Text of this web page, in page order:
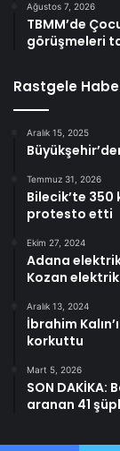
Ağustos 7, 2026
TBMM’de
görüşmeleri
Rastgele
Aralık 15, 2025
Temmuz 31, 2026
Bilecik’te 350
protesto etti
Ekim 27, 2024
Adana
Kozan
Aralık 13, 2024
İbrahim
korkuttu
Mart 5, 2026
SON DAKİKA:
aranan 41